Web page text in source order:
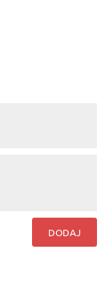
DODAJ